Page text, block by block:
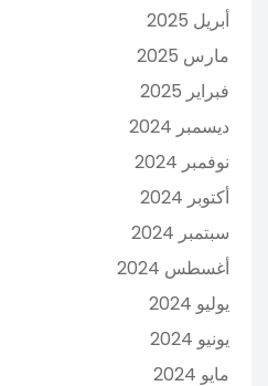
أبريل 2025
مارس 2025
فبراير 2025
ديسمبر 2024
نوفمبر 2024
أكتوبر 2024
سبتمبر 2024
أغسطس 2024
يوليو 2024
يونيو 2024
مايو 2024